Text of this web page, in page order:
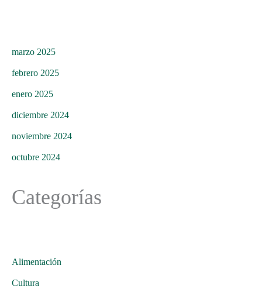
marzo 2025
febrero 2025
enero 2025
diciembre 2024
noviembre 2024
octubre 2024
Categorías
Alimentación
Cultura